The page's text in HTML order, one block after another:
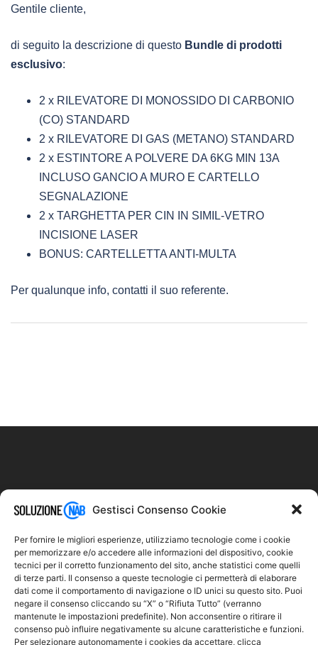
Gestisci Consenso Cookie
Per fornire le migliori esperienze, utilizziamo tecnologie come i cookie
per memorizzare e/o accedere alle informazioni del dispositivo, cookie
tecnici per il corretto funzionamento del sito, anche statistici come quelli
di terze parti. Il consenso a queste tecnologie ci permetterà di elaborare
dati come il comportamento di navigazione o ID unici su questo sito. Puoi
negare il consenso cliccando su “X” o “Rifiuta Tutto” (verranno
mantenute le impostazioni predefinite). Non acconsentire o ritirare il
consenso può influire negativamente su alcune caratteristiche e funzioni.
Per selezionare autonomamente i cookies da accettare, clicca
Gentile cliente,
di seguito la descrizione di questo Bundle di prodotti
esclusivo:
2 x RILEVATORE DI MONOSSIDO DI CARBONIO
(CO) STANDARD
2 x RILEVATORE DI GAS (METANO) STANDARD
2 x ESTINTORE A POLVERE DA 6KG MIN 13A
INCLUSO GANCIO A MURO E CARTELLO
SEGNALAZIONE
2 x TARGHETTA PER CIN IN SIMIL-VETRO
INCISIONE LASER
BONUS: CARTELLETTA ANTI-MULTA
Per qualunque info, contatti il suo referente.
Link
Privacy Policy
Politica Rimborso & Reso
Termini & Condizioni